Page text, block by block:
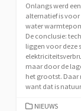
Onlangs werd
alternatief is
water
De conclusie:
liggen voor deze
maar door de
het grootst. Daar
want dat is
CATEGORIEËN
NIEUWS